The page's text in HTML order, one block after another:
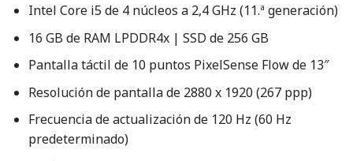
Intel Core i5 de 4 núcleos a 2,4 GHz (11.ª generación)
16 GB de RAM LPDDR4x | SSD de 256 GB
Pantalla táctil de 10 puntos PixelSense Flow de 13″
Resolución de pantalla de 2880 x 1920 (267 ppp)
Frecuencia de actualización de 120 Hz (60 Hz
predeterminado)